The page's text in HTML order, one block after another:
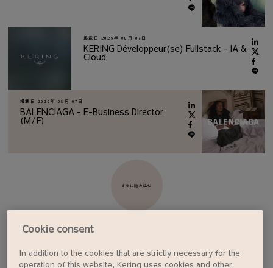
掲載日 2026年 08月 07日
KERING Développeur(se) Fullstack - IA &
Cloud
掲載日 2026年 08月 07日
BALENCIAGA - E-Business Director
(M/F)
さらに読み込む
ジョブアラートを設定する
Cookie consent
In addition to the cookies that are strictly necessary for the
operation of this website, Kering uses cookies and other